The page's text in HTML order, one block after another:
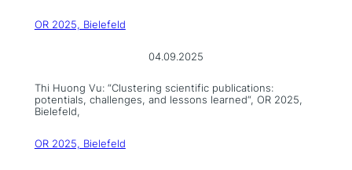
OR 2025, Bielefeld
04.09.2025
Thi Huong Vu: “Clustering scientific publications:
potentials, challenges, and lessons learned“, OR 2025,
Bielefeld,
OR 2025, Bielefeld